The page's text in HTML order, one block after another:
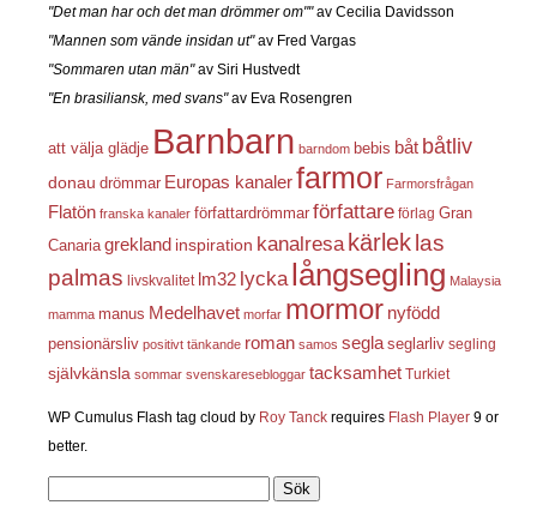
"Det man har och det man drömmer om""av Cecilia Davidsson
"Mannen som vände insidan ut"av Fred Vargas
"Sommaren utan män"av Siri Hustvedt
"En brasiliansk, med svans"av Eva Rosengren
att välja glädje Barnbarn barndom bebis båt båtliv
donau drömmar Europas kanalerfarmor Farmorsfrågan
Flatön franska kanaler författardrömmar författare förlag Gran
Canaria grekland inspiration kanalresa kärlek las
palmas livskvalitet lm32 lycka långsegling Malaysia
mamma manus Medelhavet morfar mormor nyfödd
pensionärsliv positivt tänkande roman samos segla seglarliv segling
självkänsla sommar svenskaresebloggar tacksamhet Turkiet
WP Cumulus Flash tag cloud by Roy Tanck requires Flash Player 9 or
better.